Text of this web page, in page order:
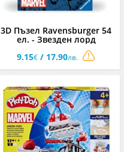
3D Пъзел Ravensburger 54
ел. - Звезден лорд
9.15€ / 17.90лв.